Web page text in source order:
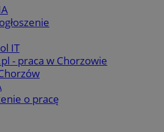
IT
- praca w Chorzowie
o pracę